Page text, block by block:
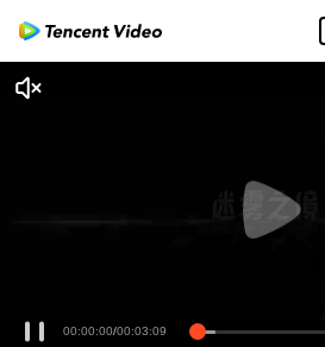
00:00:00/00:03:09